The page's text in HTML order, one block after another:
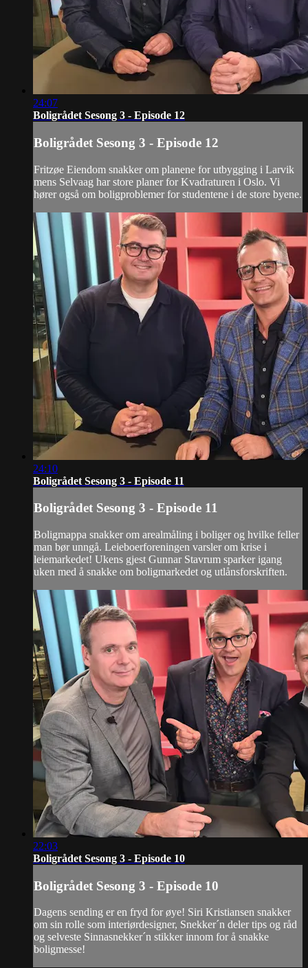
24:07
Boligrådet Sesong 3 - Episode 12
Boligrådet Sesong 3 - Episode 12
Fritzøe Eiendom snakker om planene for utbygging i Larvik
mens Selvaag har store planer for Kvadraturen i Oslo. Vi
hører også om boligproblemer for studentene i de store byene.
24:10
Boligrådet Sesong 3 - Episode 11
Boligrådet Sesong 3 - Episode 11
Boligmappa snakker om arealmåling i boliger og hvilke feller
man bør unngå. Leieboerforeningen varsler om krise i
leiemarkedet! Ukens gjest Gunnar Stavrum sparker igang
uken med å snakke om boligmarkedet og utlånsforskriften.
22:03
Boligrådet Sesong 3 - Episode 10
Boligrådet Sesong 3 - Episode 10
Dagens sending er en fryd for øye! Siri Kristiansen snakker
om sin rolle som interiørdesigner, Snekker´n deler tips og råd
og selveste Sinnasnekker´n stikker innom for å snakke
boligmesse!